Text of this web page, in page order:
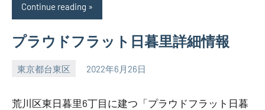
Continue reading
プラウドフラット日暮里詳細情報
東京都台東区 2022年6月26日
SEZIMO
荒川区東日暮里6丁目に建つ「プラウドフラット日暮